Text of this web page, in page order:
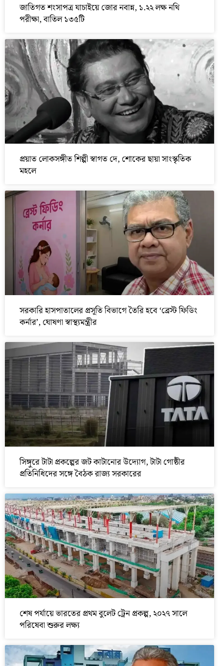
জাতিগত শংসাপত্র যাচাইয়ে জোর নবান্ন, ১.২২ লক্ষ নথি
পরীক্ষা, বাতিল ১৩৫টি
প্রয়াত লোকসঙ্গীত শিল্পী স্বাগত দে, শোকের ছায়া সাংস্কৃতিক
মহলে
সরকারি হাসপাতালের প্রসূতি বিভাগে তৈরি হবে ‘ব্রেস্ট ফিডিং
কর্নার’, ঘোষণা স্বাস্থ্যমন্ত্রীর
সিঙ্গুরে টাটা প্রকল্পের জট কাটানোর উদ্যোগ, টাটা গোষ্ঠীর
প্রতিনিধিদের সঙ্গে বৈঠক রাজ্য সরকারের
শেষ পর্যায়ে ভারতের প্রথম বুলেট ট্রেন প্রকল্প, ২০২৭ সালে
পরিষেবা শুরুর লক্ষ্য